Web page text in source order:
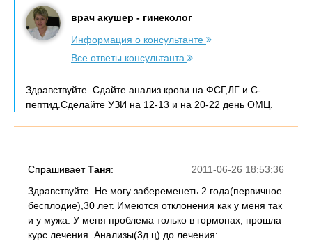
врач акушер - гинеколог
Информация о консультанте
Все ответы консультанта
Здравствуйте. Сдайте анализ крови на ФСГ,ЛГ и С-
пептид.Сделайте УЗИ на 12-13 и на 20-22 день ОМЦ.
2011-06-26 18:53:36
СпрашиваетТаня:
Здравствуйте. Не могу забеременеть 2 года(первичное
бесплодие),30 лет. Имеются отклонения как у меня так
и у мужа. У меня проблема только в гормонах, прошла
курс лечения. Анализы(3д.ц) до лечения: